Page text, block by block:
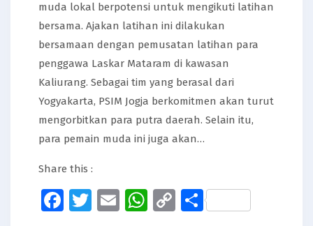
muda lokal berpotensi untuk mengikuti latihan
bersama. Ajakan latihan ini dilakukan
bersamaan dengan pemusatan latihan para
penggawa Laskar Mataram di kawasan
Kaliurang. Sebagai tim yang berasal dari
Yogyakarta, PSIM Jogja berkomitmen akan turut
mengorbitkan para putra daerah. Selain itu,
para pemain muda ini juga akan…
Share this :
Facebook
Twitter
EmailWhatsApp
CopyShare